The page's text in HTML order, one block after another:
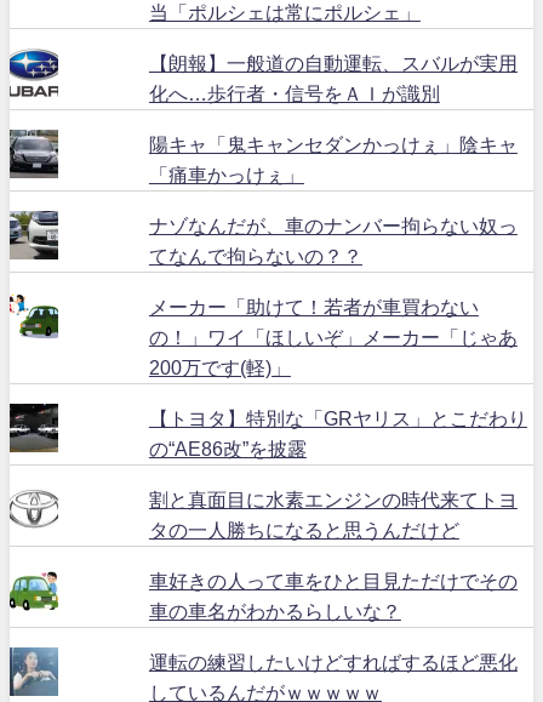
当「ポルシェは常にポルシェ」
【朗報】一般道の自動運転、スバルが実用
化へ…歩行者・信号をＡＩが識別
陽キャ「鬼キャンセダンかっけぇ」陰キャ
「痛車かっけぇ」
ナゾなんだが、車のナンバー拘らない奴っ
てなんで拘らないの？？
メーカー「助けて！若者が車買わない
の！」ワイ「ほしいぞ」メーカー「じゃあ
200万です(軽)」
【トヨタ】特別な「GRヤリス」とこだわり
の“AE86改”を披露
割と真面目に水素エンジンの時代来てトヨ
タの一人勝ちになると思うんだけど
車好きの人って車をひと目見ただけでその
車の車名がわかるらしいな？
運転の練習したいけどすればするほど悪化
しているんだがｗｗｗｗｗ